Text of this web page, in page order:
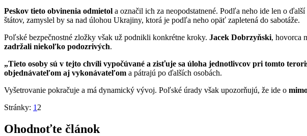
Peskov tieto obvinenia odmietol a označil ich za neopodstatnené. Podľa neho ide len o ďalší
štátov, zamyslel by sa nad úlohou Ukrajiny, ktorá je podľa neho opäť zapletená do sabotáže.
Poľské bezpečnostné zložky však už podnikli konkrétne kroky. Jacek Dobrzyňski, hovorca
zadržali niekoľko podozrivých.
„Tieto osoby sú v tejto chvíli vypočúvané a zisťuje sa úloha jednotlivcov pri tomto
objednávateľom aj vykonávateľom a pátrajú po ďalších osobách.
Vyšetrovanie pokračuje a má dynamický vývoj. Poľské úrady však upozorňujú, že ide o
Stránky: 1 2
Ohodnoťte článok